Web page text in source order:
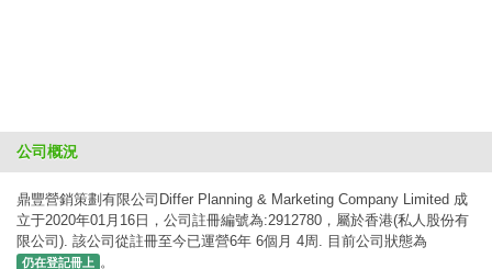
公司概況
鼎豐營銷策劃有限公司Differ Planning & Marketing Company Limited 成
立于2020年01月16日，公司註冊編號為:2912780，屬於香港(私人股份有
限公司). 該公司從註冊至今已運營6年 6個月 4周. 目前公司狀態為
仍在登記冊上 。